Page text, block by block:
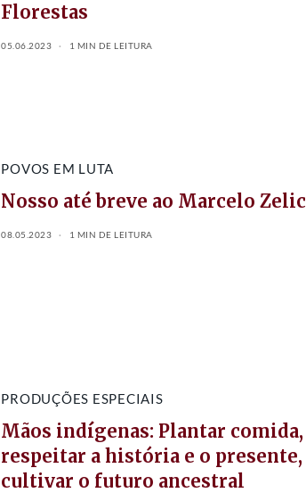
Florestas
05.06.2023 1 MIN DE LEITURA
POVOS EM LUTA
Nosso até breve ao Marcelo Zelic
08.05.2023 1 MIN DE LEITURA
PRODUÇÕES ESPECIAIS
Mãos indígenas: Plantar comida,
respeitar a história e o presente,
cultivar o futuro ancestral